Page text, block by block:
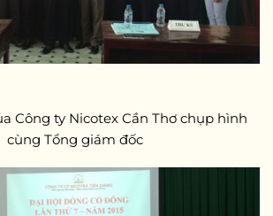
Công ty Nicotex Cần Thơ chụp hình
cùng Tổng giám đốc